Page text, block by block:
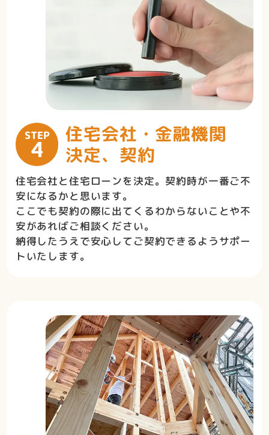
STEP
4
住宅会社・金融機関
決定、契約
住宅会社と住宅ローンを決定。契約時が一番ご不
安になるかと思います。
ここでも契約の際に出てくるわからないことや不
安があればご相談ください。
納得したうえで安心してご契約できるようサポー
トいたします。